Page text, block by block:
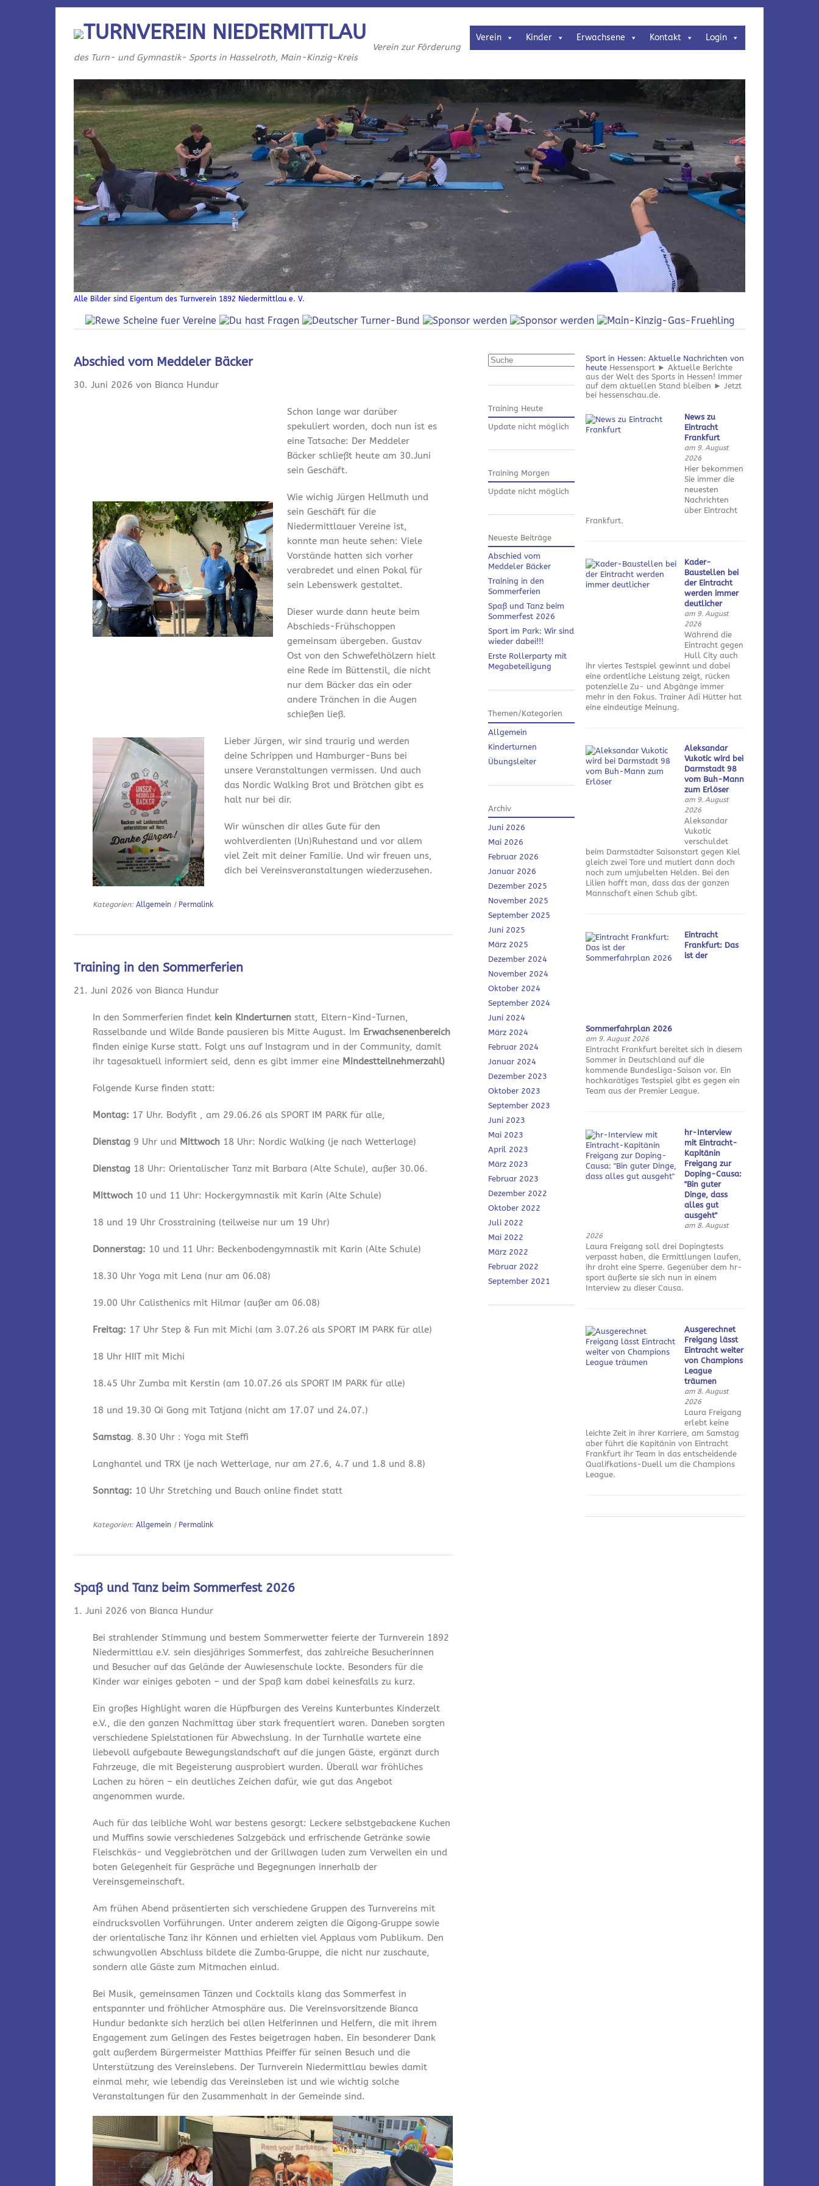
Verein Kinder Erwachsene Kontakt Login
TURNVEREIN NIEDERMITTLAU
Verein zur Förderung
des Turn- und Gymnastik- Sports in Hasselroth, Main-Kinzig-Kreis
Alle Bilder sind Eigentum des Turnverein 1892 Niedermittlau e. V.
Abschied vom Meddeler Bäcker
30. Juni 2026 von Bianca Hundur
Schon lange war darüber
spekuliert worden, doch nun ist es
eine Tatsache: Der Meddeler
Bäcker schließt heute am 30.Juni
sein Geschäft.
Wie wichig Jürgen Hellmuth und
sein Geschäft für die
Niedermittlauer Vereine ist,
konnte man heute sehen: Viele
Vorstände hatten sich vorher
verabredet und einen Pokal für
sein Lebenswerk gestaltet.
Dieser wurde dann heute beim
Abschieds-Frühschoppen
gemeinsam übergeben. Gustav
Ost von den Schwefelhölzern hielt
eine Rede im Büttenstil, die nicht
nur dem Bäcker das ein oder
andere Tränchen in die Augen
schießen ließ.
Lieber Jürgen, wir sind traurig und werden
deine Schrippen und Hamburger-Buns bei
unsere Veranstaltungen vermissen. Und auch
das Nordic Walking Brot und Brötchen gibt es
halt nur bei dir.
Wir wünschen dir alles Gute für den
wohlverdienten (Un)Ruhestand und vor allem
viel Zeit mit deiner Familie. Und wir freuen uns,
dich bei Vereinsveranstaltungen wiederzusehen.
Kategorien:Allgemein | Permalink
Training in den Sommerferien
21. Juni 2026 von Bianca Hundur
In den Sommerferien findet kein Kinderturnen statt, Eltern-Kind-Turnen,
Rasselbande und Wilde Bande pausieren bis Mitte August. Im Erwachsenenbereich
finden einige Kurse statt. Folgt uns auf Instagram und in der Community, damit
ihr tagesaktuell informiert seid, denn es gibt immer eine Mindestteilnehmerzahl)
Folgende Kurse finden statt:
Montag: 17 Uhr. Bodyfit , am 29.06.26 als SPORT IM PARK für alle,
Dienstag 9 Uhr und Mittwoch 18 Uhr: Nordic Walking (je nach Wetterlage)
Dienstag 18 Uhr: Orientalischer Tanz mit Barbara (Alte Schule), außer 30.06.
Mittwoch 10 und 11 Uhr: Hockergymnastik mit Karin (Alte Schule)
18 und 19 Uhr Crosstraining (teilweise nur um 19 Uhr)
Donnerstag: 10 und 11 Uhr: Beckenbodengymnastik mit Karin (Alte Schule)
18.30 Uhr Yoga mit Lena (nur am 06.08)
19.00 Uhr Calisthenics mit Hilmar (außer am 06.08)
Freitag: 17 Uhr Step & Fun mit Michi (am 3.07.26 als SPORT IM PARK für alle)
18 Uhr HIIT mit Michi
18.45 Uhr Zumba mit Kerstin (am 10.07.26 als SPORT IM PARK für alle)
18 und 19.30 Qi Gong mit Tatjana (nicht am 17.07 und 24.07.)
Samstag. 8.30 Uhr : Yoga mit Steffi
Langhantel und TRX (je nach Wetterlage, nur am 27.6, 4.7 und 1.8 und 8.8)
Sonntag: 10 Uhr Stretching und Bauch online findet statt
Kategorien:Allgemein | Permalink
Spaß und Tanz beim Sommerfest 2026
1. Juni 2026 von Bianca Hundur
Bei strahlender Stimmung und bestem Sommerwetter feierte der Turnverein 1892
Niedermittlau e.V. sein diesjähriges Sommerfest, das zahlreiche Besucherinnen
und Besucher auf das Gelände der Auwiesenschule lockte. Besonders für die
Kinder war einiges geboten – und der Spaß kam dabei keinesfalls zu kurz.
Ein großes Highlight waren die Hüpfburgen des Vereins Kunterbuntes Kinderzelt
e.V., die den ganzen Nachmittag über stark frequentiert waren. Daneben sorgten
verschiedene Spielstationen für Abwechslung. In der Turnhalle wartete eine
liebevoll aufgebaute Bewegungslandschaft auf die jungen Gäste, ergänzt durch
Fahrzeuge, die mit Begeisterung ausprobiert wurden. Überall war fröhliches
Lachen zu hören – ein deutliches Zeichen dafür, wie gut das Angebot
angenommen wurde.
Auch für das leibliche Wohl war bestens gesorgt: Leckere selbstgebackene Kuchen
und Muffins sowie verschiedenes Salzgebäck und erfrischende Getränke sowie
Fleischkäs- und Veggiebrötchen und der Grillwagen luden zum Verweilen ein und
boten Gelegenheit für Gespräche und Begegnungen innerhalb der
Vereinsgemeinschaft.
Am frühen Abend präsentierten sich verschiedene Gruppen des Turnvereins mit
eindrucksvollen Vorführungen. Unter anderem zeigten die Qigong‑Gruppe sowie
der orientalische Tanz ihr Können und erhielten viel Applaus vom Publikum. Den
schwungvollen Abschluss bildete die Zumba‑Gruppe, die nicht nur zuschaute,
sondern alle Gäste zum Mitmachen einlud.
Bei Musik, gemeinsamen Tänzen und Cocktails klang das Sommerfest in
entspannter und fröhlicher Atmosphäre aus. Die Vereinsvorsitzende Bianca
Hundur bedankte sich herzlich bei allen Helferinnen und Helfern, die mit ihrem
Engagement zum Gelingen des Festes beigetragen haben. Ein besonderer Dank
galt außerdem Bürgermeister Matthias Pfeiffer für seinen Besuch und die
Unterstützung des Vereinslebens. Der Turnverein Niedermittlau bewies damit
einmal mehr, wie lebendig das Vereinsleben ist und wie wichtig solche
Veranstaltungen für den Zusammenhalt in der Gemeinde sind.
Suchen
Training Heute
Update nicht möglich
Training Morgen
Update nicht möglich
Neueste Beiträge
Abschied vom
Meddeler Bäcker
Training in den
Sommerferien
Spaß und Tanz beim
Sommerfest 2026
Sport im Park: Wir sind
wieder dabei!!!
Erste Rollerparty mit
Megabeteiligung
Themen/Kategorien
Allgemein
Kinderturnen
Übungsleiter
Archiv
Juni 2026
Mai 2026
Februar 2026
Januar 2026
Dezember 2025
November 2025
September 2025
Juni 2025
März 2025
Dezember 2024
November 2024
Oktober 2024
September 2024
Juni 2024
März 2024
Februar 2024
Januar 2024
Dezember 2023
Oktober 2023
September 2023
Juni 2023
Mai 2023
April 2023
März 2023
Februar 2023
Dezember 2022
Oktober 2022
Juli 2022
Mai 2022
März 2022
Februar 2022
September 2021
Sport in Hessen: Aktuelle Nachrichten von
heute Hessensport ► Aktuelle Berichte
aus der Welt des Sports in Hessen! Immer
auf dem aktuellen Stand bleiben ► Jetzt
bei hessenschau.de.
News zu
Eintracht
Frankfurt
am 9. August
2026
Hier bekommen
Sie immer die
neuesten
Nachrichten
über Eintracht
Frankfurt.
Kader-
Baustellen bei
der Eintracht
werden immer
deutlicher
am 9. August
2026
Während die
Eintracht gegen
Hull City auch
ihr viertes Testspiel gewinnt und dabei
eine ordentliche Leistung zeigt, rücken
potenzielle Zu- und Abgänge immer
mehr in den Fokus. Trainer Adi Hütter hat
eine eindeutige Meinung.
Aleksandar
Vukotic wird bei
Darmstadt 98
vom Buh-Mann
zum Erlöser
am 9. August
2026
Aleksandar
Vukotic
verschuldet
beim Darmstädter Saisonstart gegen Kiel
gleich zwei Tore und mutiert dann doch
noch zum umjubelten Helden. Bei den
Lilien hofft man, dass das der ganzen
Mannschaft einen Schub gibt.
Eintracht
Frankfurt: Das
ist der
Sommerfahrplan 2026
am 9. August 2026
Eintracht Frankfurt bereitet sich in diesem
Sommer in Deutschland auf die
kommende Bundesliga-Saison vor. Ein
hochkarätiges Testspiel gibt es gegen ein
Team aus der Premier League.
hr-Interview
mit Eintracht-
Kapitänin
Freigang zur
Doping-Causa:
"Bin guter
Dinge, dass
alles gut
ausgeht"
am 8. August
2026
Laura Freigang soll drei Dopingtests
verpasst haben, die Ermittlungen laufen,
ihr droht eine Sperre. Gegenüber dem hr-
sport äußerte sie sich nun in einem
Interview zu dieser Causa.
Ausgerechnet
Freigang lässt
Eintracht weiter
von Champions
League
träumen
am 8. August
2026
Laura Freigang
erlebt keine
leichte Zeit in ihrer Karriere, am Samstag
aber führt die Kapitänin von Eintracht
Frankfurt ihr Team in das entscheidende
Qualifkations-Duell um die Champions
League.